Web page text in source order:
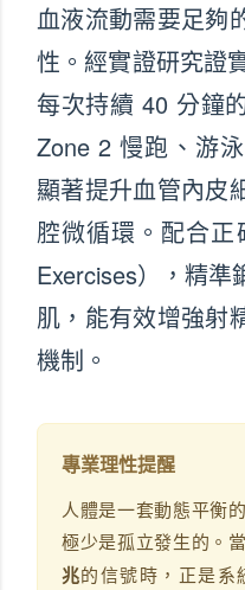
血液流動需要足夠
性。經實證研究證
每次持續 40 分鐘
Zone 2 慢跑、游
顯著提升血管內皮
腔微循環。配合正
Exercises），精準
肌，能有效增強射
機制。
專業理性提醒
人體是一套動態平衡
極少是孤立發生的。
兆的信號時，正是系